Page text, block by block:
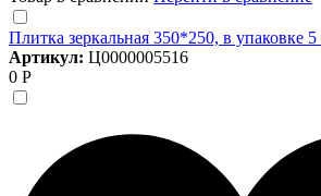
Плитка зеркальная 350*250, в упаковке
Артикул: Ц0000005516
0 Р